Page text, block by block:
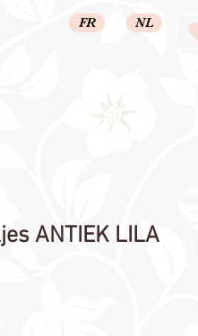
FR NL
ANTIEK LILA